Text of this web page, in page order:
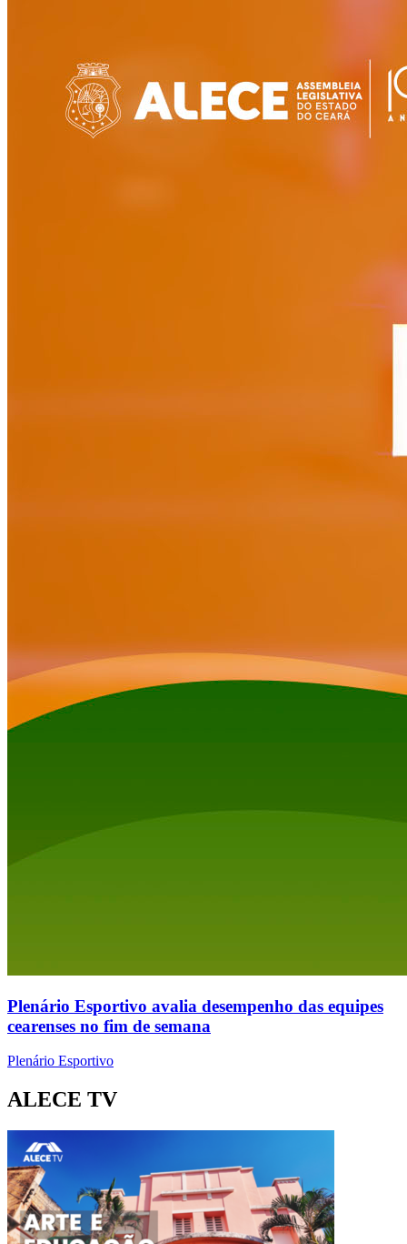
Plenário Esportivo avalia desempenho das equipes
cearenses no fim de semana
Plenário Esportivo
ALECE TV